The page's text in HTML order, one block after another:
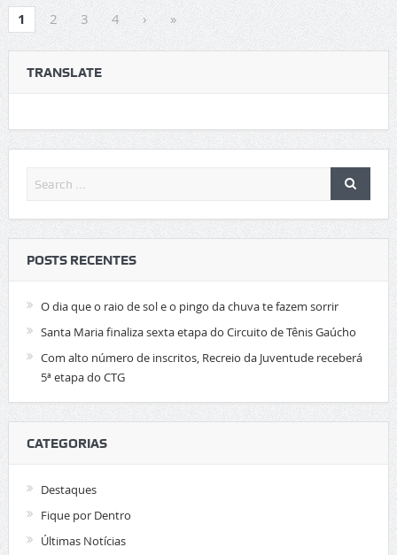
1 2 3 4 › »
TRANSLATE
POSTS RECENTES
O dia que o raio de sol e o pingo da chuva te fazem sorrir
Santa Maria finaliza sexta etapa do Circuito de Tênis Gaúcho
Com alto número de inscritos, Recreio da Juventude receberá
5ª etapa do CTG
CATEGORIAS
Destaques
Fique por Dentro
Últimas Notícias